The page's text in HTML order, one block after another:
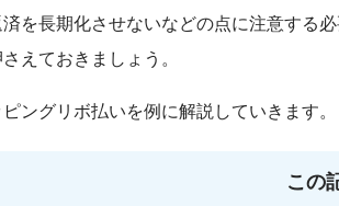
を長期化させないなどの点に注意する
えておきましょう。
ングリボ払いを例に解説していきます。
この